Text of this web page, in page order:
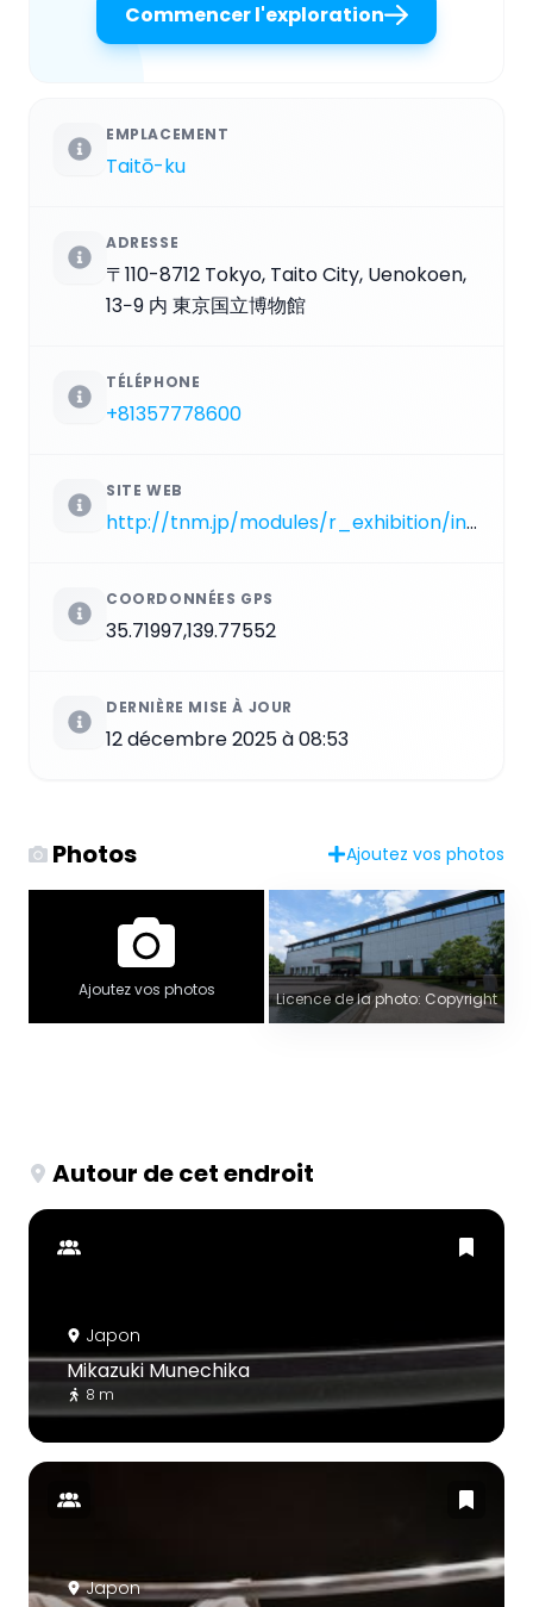
Commencer l'exploration
EMPLACEMENT
Taitō-ku
ADRESSE
〒110-8712 Tokyo, Taito City, Uenokoen,
13−9 内 東京国立博物館
TÉLÉPHONE
+81357778600
SITE WEB
http://tnm.jp/modules/r_exhibition/index.php?controller=hall&hid=10
COORDONNÉES GPS
35.71997,139.77552
DERNIÈRE MISE À JOUR
12 décembre 2025 à 08:53
Photos Ajoutez vos photos
Ajoutez vos photos Licence de la photo: Copyright
Autour de cet endroit
Japon
Mikazuki Munechika
8 m
Japon